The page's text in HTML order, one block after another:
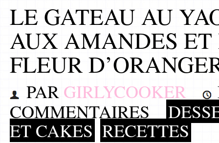
LE GATEAU AU
AUX AMANDES
FLEUR
PAR GIRLYCOOKER
COMMENTAIRES
ET CAKES RECETTES